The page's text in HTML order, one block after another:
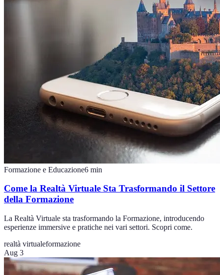
Formazione e Educazione6 min
Come la Realtà Virtuale Sta Trasformando il Settore
della Formazione
La Realtà Virtuale sta trasformando la Formazione, introducendo
esperienze immersive e pratiche nei vari settori. Scopri come.
realtà virtualeformazione
Aug 3